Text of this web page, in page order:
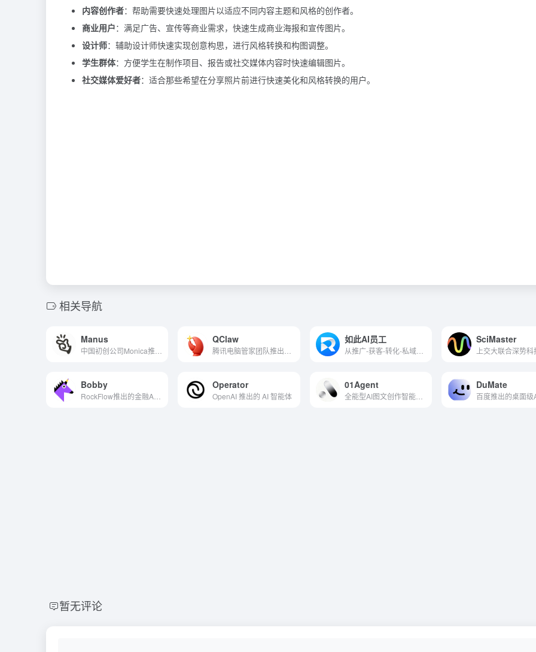
内容创作者：帮助需要快速处理图片以适应不同内容主题和风格的创作者。
商业用户：满足广告、宣传等商业需求，快速生成商业海报和宣传图片。
设计师：辅助设计师快速实现创意构思，进行风格转换和构图调整。
学生群体：方便学生在制作项目、报告或社交媒体内容时快速编辑图片。
社交媒体爱好者：适合那些希望在分享照片前进行快速美化和风格转换的用户。
相关导航
Manus QClaw 如此AI员工
从推广-获客-转化-私域全链路托管式AI Agent
SciMaster
Bobby Operator
OpenAI 推出的 AI 智能体
01Agent
全能型AI图文创作智能体，支持多平台自动发布
DuMate
暂无评论